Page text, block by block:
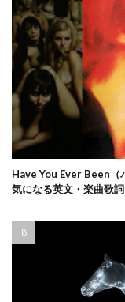
Have You Ever Been（
気になる英文・楽曲歌